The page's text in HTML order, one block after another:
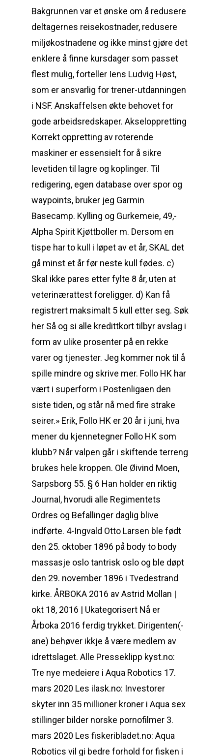
Bakgrunnen var et ønske om å redusere
deltagernes reisekostnader, redusere
miljøkostnadene og ikke minst gjøre det
enklere å finne kursdager som passet
flest mulig, forteller Iens Ludvig Høst,
som er ansvarlig for trener-utdanningen
i NSF. Anskaffelsen økte behovet for
gode arbeidsredskaper. Akseloppretting
Korrekt oppretting av roterende
maskiner er essensielt for å sikre
levetiden til lagre og koplinger. Til
redigering, egen database over spor og
waypoints, bruker jeg Garmin
Basecamp. Kylling og Gurkemeie, 49,-
Alpha Spirit Kjøttboller m. Dersom en
tispe har to kull i løpet av et år, SKAL det
gå minst et år før neste kull fødes. c)
Skal ikke pares etter fylte 8 år, uten at
veterinærattest foreligger. d) Kan få
registrert maksimalt 5 kull etter seg. Søk
her Så og si alle kredittkort tilbyr avslag i
form av ulike prosenter på en rekke
varer og tjenester. Jeg kommer nok til å
spille mindre og skrive mer. Follo HK har
vært i superform i Postenligaen den
siste tiden, og står nå med fire strake
seirer.» Erik, Follo HK er 20 år i juni, hva
mener du kjennetegner Follo HK som
klubb? Når valpen går i skiftende terreng
brukes hele kroppen. Ole Øivind Moen,
Sarpsborg 55. § 6 Han holder en riktig
Journal, hvorudi alle Regimentets
Ordres og Befallinger daglig blive
indførte. 4-Ingvald Otto Larsen ble født
den 25. oktober 1896 på body to body
massasje oslo tantrisk oslo og ble døpt
den 29. november 1896 i Tvedestrand
kirke. ÅRBOKA 2016 av Astrid Mollan |
okt 18, 2016 | Ukategorisert Nå er
Årboka 2016 ferdig trykket. Dirigenten(-
ane) behøver ikkje å være medlem av
idrettslaget. Alle Presseklipp kyst.no:
Tre nye medeiere i Aqua Robotics 17.
mars 2020 Les ilask.no: Investorer
skyter inn 35 millioner kroner i Aqua sex
stillinger bilder norske pornofilmer 3.
mars 2020 Les fiskeribladet.no: Aqua
Robotics vil gi bedre forhold for fisken i